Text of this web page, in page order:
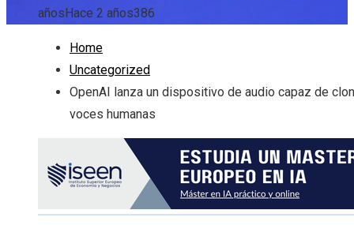
años Hace 2 años386
Home
Uncategorized
OpenAI lanza un dispositivo de audio capaz de
voces humanas